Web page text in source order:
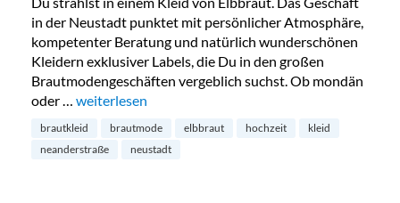
in der Neustadt punktet mit persönlicher Atmosphäre,
kompetenter Beratung und natürlich wunderschönen
Kleidern exklusiver Labels, die Du in den großen
Brautmodengeschäften vergeblich suchst. Ob mondän
oder … „Elbbraut Hochzeitskleider in der Neustadt“
weiterlesen
brautkleid brautmode elbbraut hochzeit
kleid
neanderstraße
neustadt